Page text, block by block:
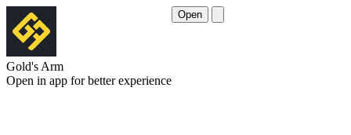
Gold's Arm
Open in app for better experience
Open